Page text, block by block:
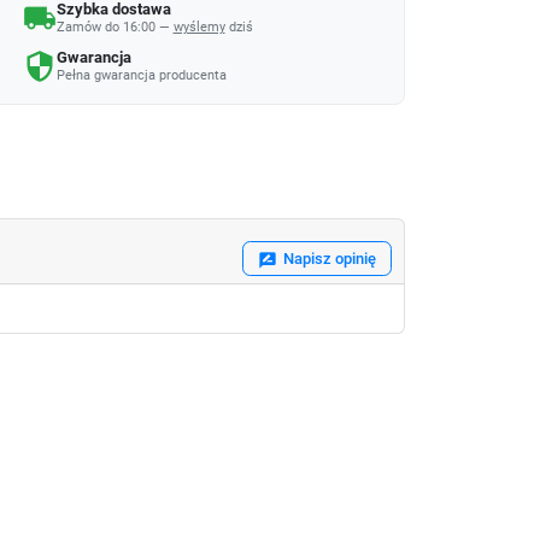
local_shippingSzybka dostawa
Zamów do 16:00 — wyślemydziś
security Gwarancja
Pełna gwarancja producenta
rate_review Napisz opinię